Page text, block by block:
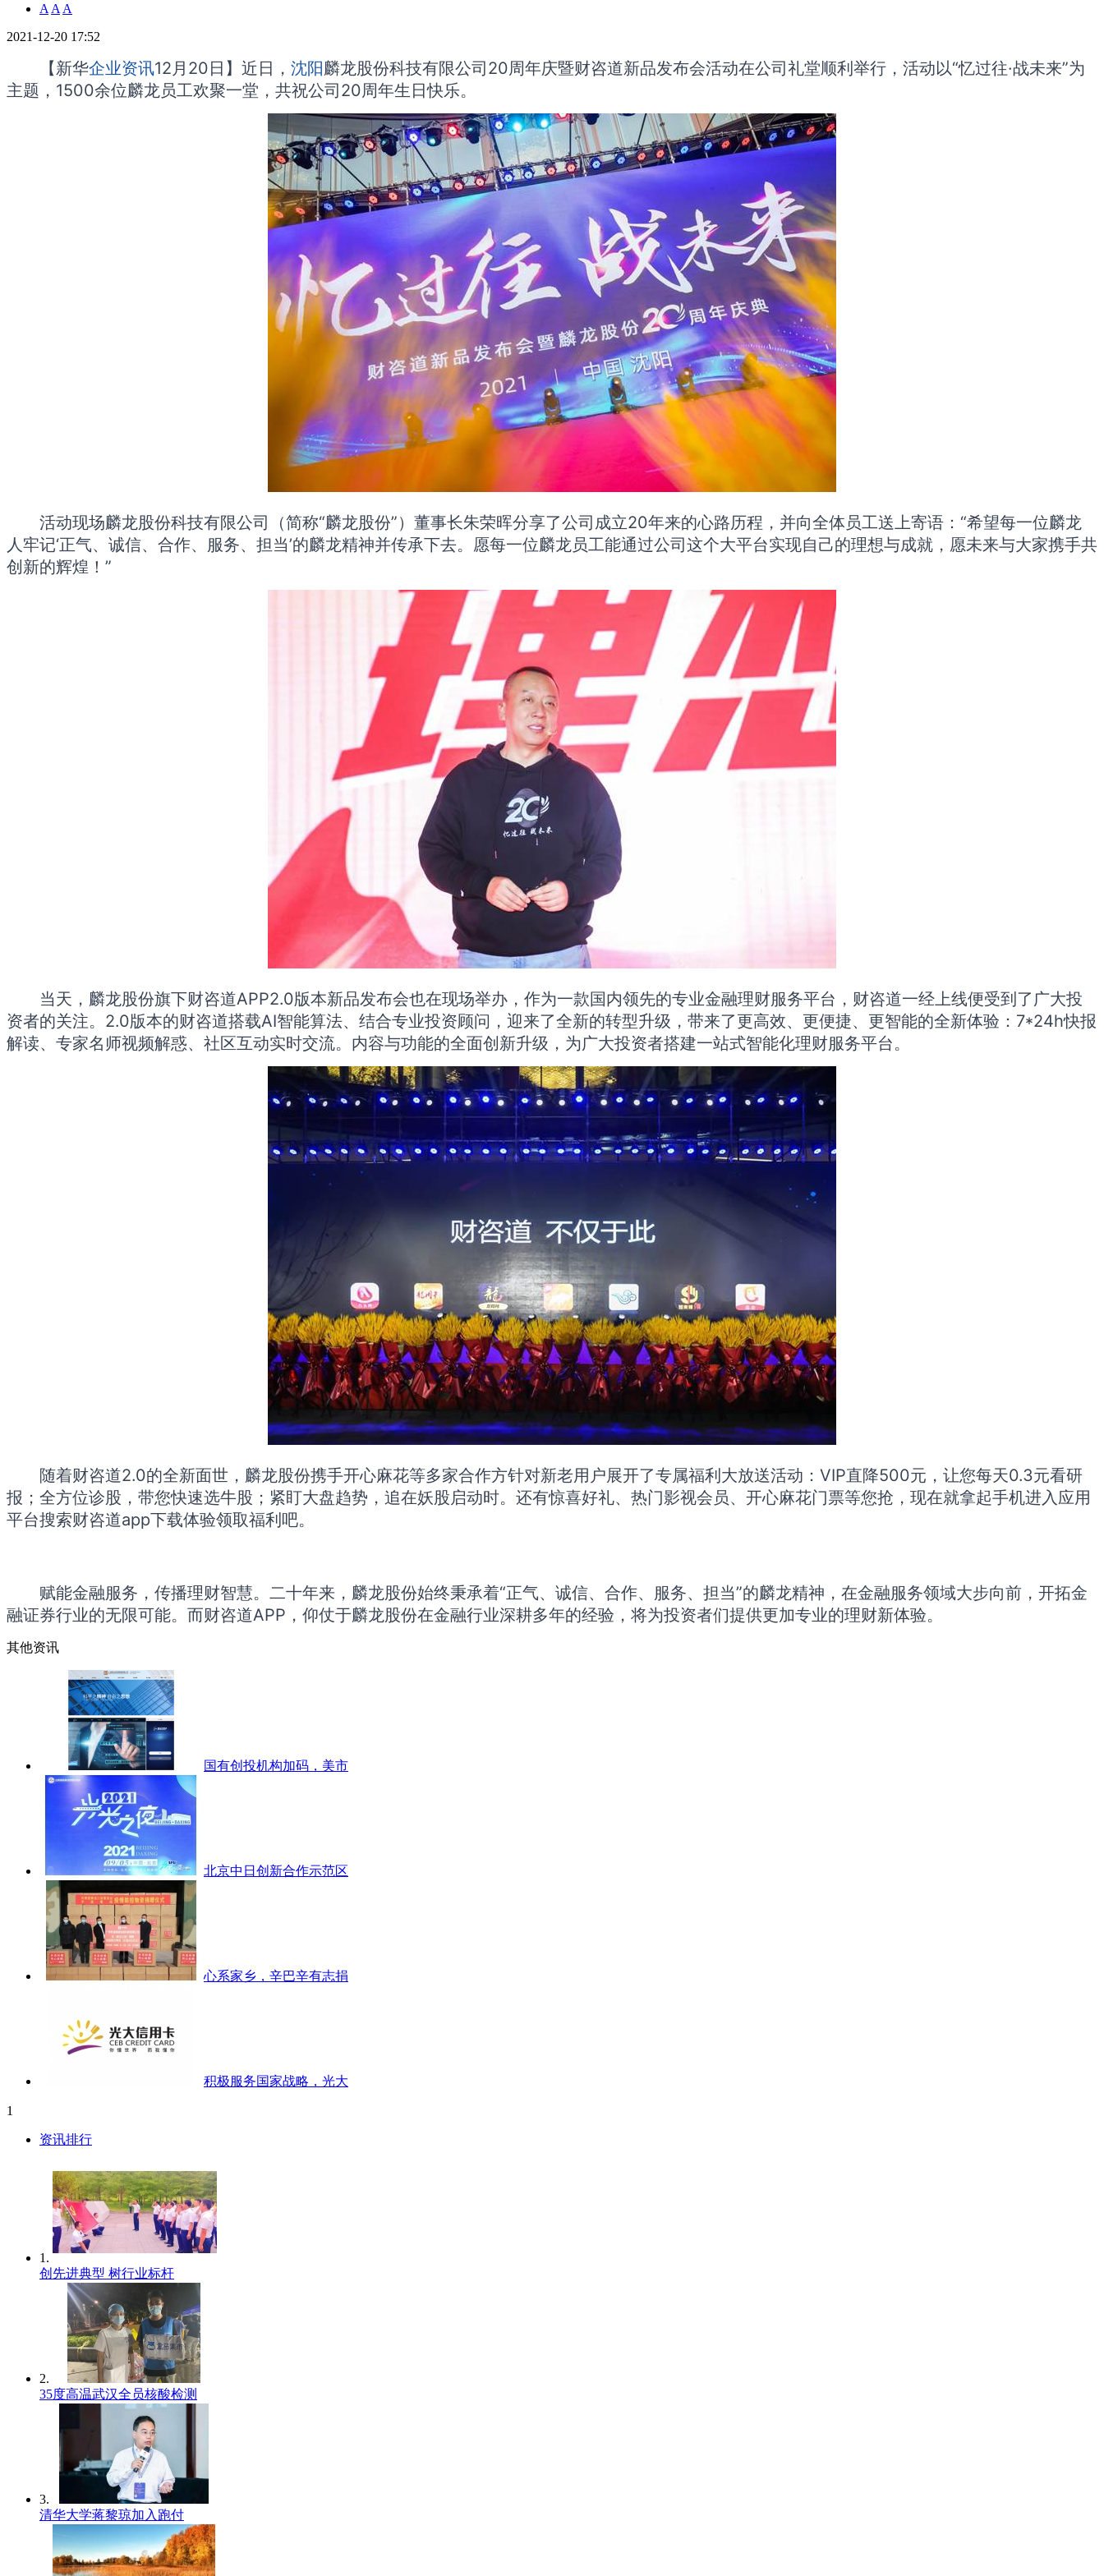
A A A
2021-12-20 17:52
【新华企业资讯12月20日】近日， 沈阳麟龙股份科技有限公司20周年庆暨财咨道新品发布会活动在公司礼堂顺利举行，活动以“忆过往·战未来”为
主题，1500余位麟龙员工欢聚一堂，共祝公司20周年生日快乐。
活动现场麟龙股份科技有限公司（简称“麟龙股份”）董事长朱荣晖分享了公司成立20年来的心路历程，并向全体员工送上寄语：“希望每一位麟龙
人牢记‘正气、诚信、合作、服务、担当’的麟龙精神并传承下去。愿每一位麟龙员工能通过公司这个大平台实现自己的理想与成就，愿未来与大家携手共
创新的辉煌！”
当天，麟龙股份旗下财咨道APP2.0版本新品发布会也在现场举办，作为一款国内领先的专业金融理财服务平台，财咨道一经上线便受到了广大投
资者的关注。2.0版本的财咨道搭载AI智能算法、结合专业投资顾问，迎来了全新的转型升级，带来了更高效、更便捷、更智能的全新体验：7*24h快报
解读、专家名师视频解惑、社区互动实时交流。内容与功能的全面创新升级，为广大投资者搭建一站式智能化理财服务平台。
随着财咨道2.0的全新面世，麟龙股份携手开心麻花等多家合作方针对新老用户展开了专属福利大放送活动：VIP直降500元，让您每天0.3元看研
报；全方位诊股，带您快速选牛股；紧盯大盘趋势，追在妖股启动时。还有惊喜好礼、热门影视会员、开心麻花门票等您抢，现在就拿起手机进入应用
平台搜索财咨道app下载体验领取福利吧。
赋能金融服务，传播理财智慧。二十年来，麟龙股份始终秉承着“正气、诚信、合作、服务、担当”的麟龙精神，在金融服务领域大步向前，开拓金
融证券行业的无限可能。而财咨道APP，仰仗于麟龙股份在金融行业深耕多年的经验，将为投资者们提供更加专业的理财新体验。
其他资讯
国有创投机构加码，美市
北京中日创新合作示范区
心系家乡，辛巴辛有志捐
积极服务国家战略，光大
1
资讯排行
1.
创先进典型 树行业标杆
2.
35度高温武汉全员核酸检测
3.
清华大学蒋黎琼加入跑付